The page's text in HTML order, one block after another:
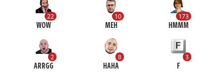
22
WOW
10
MEH
173
HMMM
2
ARRGG
8
HAHA
3
F